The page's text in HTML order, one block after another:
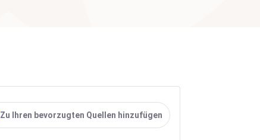
Zu Ihren bevorzugten Quellen hinzufügen